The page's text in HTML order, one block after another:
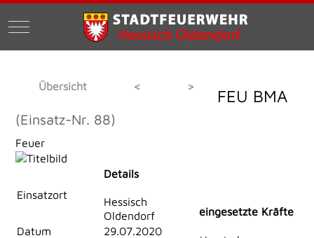
Mobile Menu Toggle
Übersicht < > FEU BMA
(Einsatz-Nr. 88)
Feuer
Einsatzort
Details
Hessisch
Oldendorf
Datum
29.07.2020
eingesetzte Kräfte